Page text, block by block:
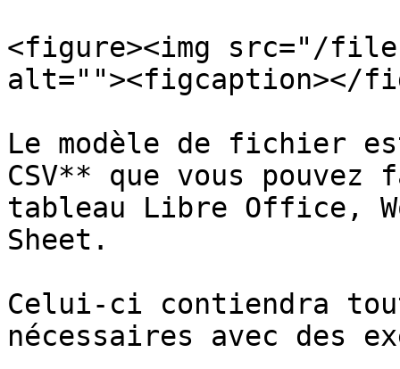
<figure><img src="/files/
alt=""><figcaption></
Le modèle de fichier
CSV** que vous
tableau Libre Office,
Sheet.
Celui-ci contiendra
nécessaires avec des